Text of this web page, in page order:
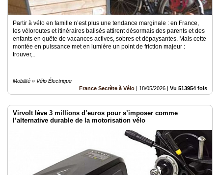
Partir à vélo en famille n’est plus une tendance marginale : en France,
les véloroutes et itinéraires balisés attirent désormais des parents et des
enfants en quête de vacances actives, sobres et dépaysantes. Mais cette
montée en puissance met en lumière un point de friction majeur :
trouver,..
Mobilité » Vélo Électrique
France Secrète à Vélo | 18/05/2026 | Vu 513954 fois
Virvolt lève 3 millions d’euros pour s’imposer comme
l’alternative durable de la motorisation vélo